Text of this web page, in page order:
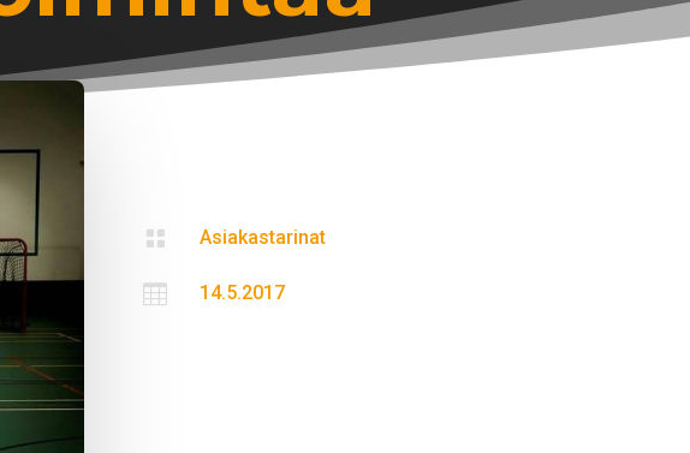
 Asiakastarinat
 14.5.2017